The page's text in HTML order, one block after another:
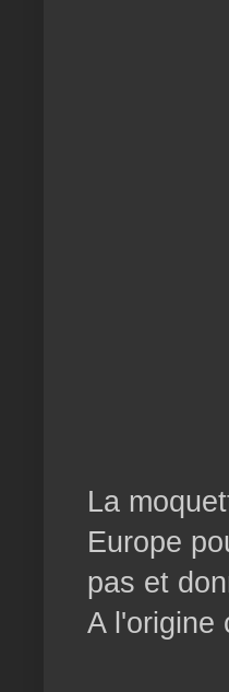
La
Europe
pas et
A l'origine